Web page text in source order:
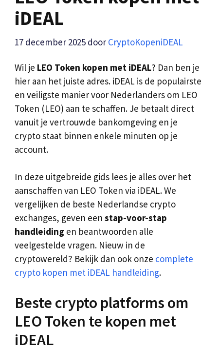
iDEAL
17 december 2025 door CryptoKopeniDEAL
Wil je LEO Token kopen met iDEAL? Dan ben je
hier aan het juiste adres. iDEAL is de populairste
en veiligste manier voor Nederlanders om LEO
Token (LEO) aan te schaffen. Je betaalt direct
vanuit je vertrouwde bankomgeving en je
crypto staat binnen enkele minuten op je
account.
In deze uitgebreide gids lees je alles over het
aanschaffen van LEO Token via iDEAL. We
vergelijken de beste Nederlandse crypto
exchanges, geven een stap-voor-stap
handleiding en beantwoorden alle
veelgestelde vragen. Nieuw in de
cryptowereld? Bekijk dan ook onze complete
crypto kopen met iDEAL handleiding.
Beste crypto platforms om
LEO Token te kopen met
iDEAL